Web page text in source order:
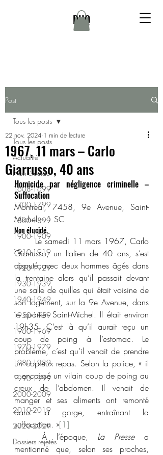
DHQ
Post
Tous les posts
Actualité
Non élucidé
1608-1699
1700-1799
1800-1899
1900-1909
1910-1919
1920-1929
1930-1939
1940-1949
1950-1959
1960-1969
1970-1979
1980-1989
1990-1999
2000-2009
2010-2019
2020-2029
Dossiers rejetés
Tous les posts
1967, 11 mars – Carlo
Giarrusso, 40 ans
22 nov. 2024 1 min de lecture
Homicide par négligence criminelle –
Suffocation
Montréal, 7458, 9e Avenue, Saint-
Michel – 1 SC
Non élucidé.
	Le samedi 11 mars 1967, Carlo
Giarrusso, un Italien de 40 ans, s’est
disputé avec deux hommes âgés dans
la trentaine alors qu’il passait devant
une salle de quilles qui était voisine de
son logement, sur la 9e Avenue, dans
le quartier Saint-Michel. Il était environ
19h35. C’est là qu’il aurait reçu un
coup de poing à l’estomac. Le
problème, c’est qu’il venait de prendre
un copieux repas. Selon la police, « il
a encaissé un vilain coup de poing au
creux de l’abdomen. Il venait de
manger et ses aliments ont remonté
dans la gorge, entraînant la
suffocation. »[1]
	À l’époque,
La Presse a
mentionné que, selon ses proches,